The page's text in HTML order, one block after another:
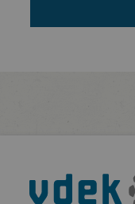
Fußleisten-
Navigation